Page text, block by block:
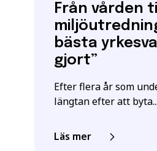
Från vården
bästa
gjort”
Efter flera år som
längtan efter att byta...
Läs mer